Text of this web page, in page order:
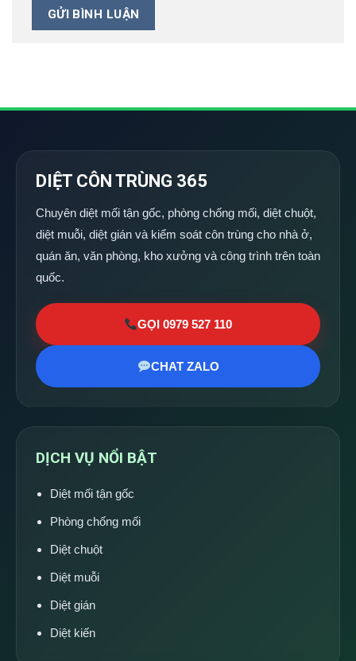
DIỆT CÔN TRÙNG 365
Chuyên diệt mối tận gốc, phòng chống mối, diệt chuột,
diệt muỗi, diệt gián và kiểm soát côn trùng cho nhà ở,
quán ăn, văn phòng, kho xưởng và công trình trên toàn
quốc.
GỌI 0979 527 110
CHAT ZALO
DỊCH VỤ NỔI BẬT
Diệt mối tận gốc
Phòng chống mối
Diệt chuột
Diệt muỗi
Diệt gián
Diệt kiến